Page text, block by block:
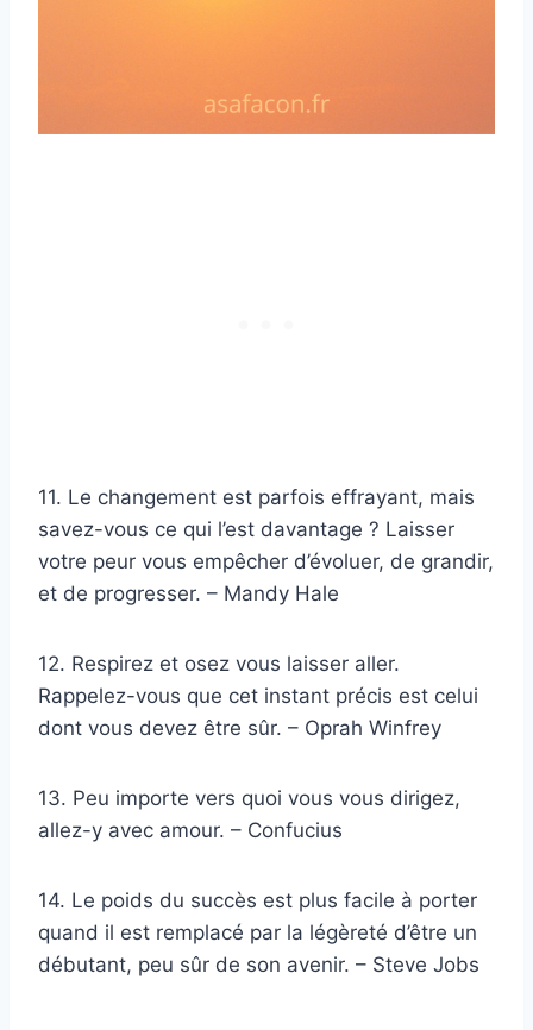
11. Le changement est parfois effrayant, mais
savez-vous ce qui l’est davantage ? Laisser
votre peur vous empêcher d’évoluer, de grandir,
et de progresser. – Mandy Hale
12. Respirez et osez vous laisser aller.
Rappelez-vous que cet instant précis est celui
dont vous devez être sûr. – Oprah Winfrey
13. Peu importe vers quoi vous vous dirigez,
allez-y avec amour. – Confucius
14. Le poids du succès est plus facile à porter
quand il est remplacé par la légèreté d’être un
débutant, peu sûr de son avenir. – Steve Jobs